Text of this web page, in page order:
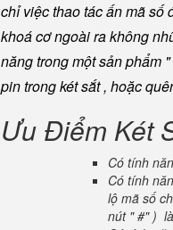
chỉ việc thao tác ấn mã số
khoá cơ ngoài ra không
năng trong một sản phẩm
pin trong két sắt , hoặc
Ưu Điểm Két
Có tính
Có tính
lộ mã số
nút " #" )